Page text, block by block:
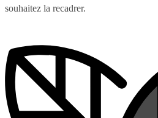
souhaitez la recadrer.